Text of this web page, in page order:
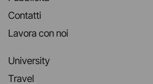
Contatti
Lavora con noi
University
Travel